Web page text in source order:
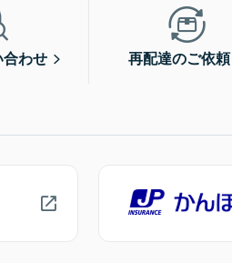
わせ 再配達のご依頼